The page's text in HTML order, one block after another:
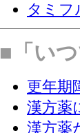
タミフ
■「い
更年期
漢方薬
漢方薬